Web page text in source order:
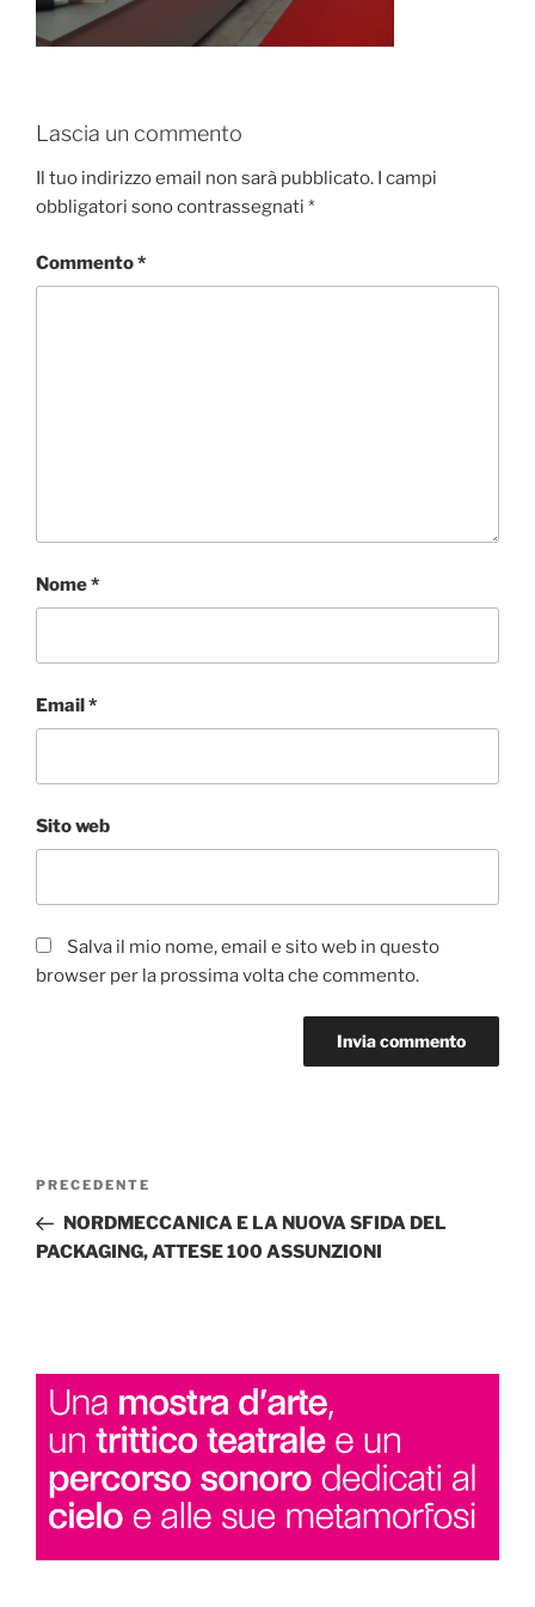
Lascia un commento
Il tuo indirizzo email non sarà pubblicato. I campi
obbligatori sono contrassegnati *
Commento*
Nome*
Email*
Sito web
Salva il mio nome, email e sito web in questo
browser per la prossima volta che commento.
Navigazione
Articolo
precedente:
PRECEDENTE
NORDMECCANICA E LA NUOVA SFIDA DEL
PACKAGING, ATTESE 100 ASSUNZIONI